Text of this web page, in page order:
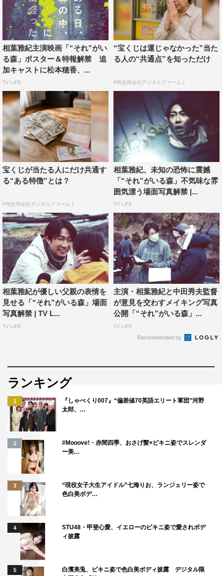
上原剣心 相葉雅紀
相葉雅紀主演映画「“それ”がい
る森」ポスター＆特報解禁 追
加キャストに松本穂香、...
TV LIFE
“宝くじは運じゃなかった”当た
る人の“共通点”を知っただけ
PR(合同会社デジタルファーム )
宝くじが当たる人にだけ共通す
る“ある特徴”とは？
PR(合同会社デジタルファーム )
相葉雅紀、未知の恐怖に震撼
「“それ”がいる森」不気味な雰
囲気漂う場面写真解禁 |...
TV LIFE
相葉雅紀が優しい父親の表情を
見せる「“それ”がいる森」場面
写真解禁 | TV L...
TV LIFE
主演・相葉雅紀と中田秀夫監督
が意見を交わすメイキング写真
公開「“それ”がいる森」...
TV LIFE
Recommended by
ランキング
1
『しゃべくり007』“偏差値70英語エリート軍団”河野
太郎、…
2
#Mooove!・赤間四季、おさげ髪×ビキニ姿でスレンダ
ー美…
3
“現役女子大生アイドル”七海りお、ランジェリー姿で
色白美ボデ…
4
STU48・甲斐心愛、イエローのビキニ姿で愛されボデ
ィ披露
5
白濱美兎、ビキニ姿で色白美ボディ披露 デジタル限